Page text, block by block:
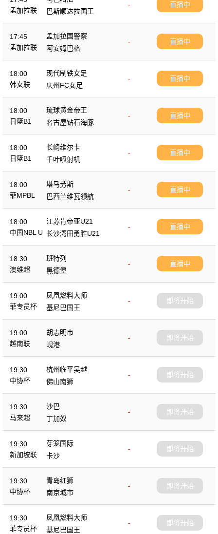
孟加拉联
-
巴斯顺达拉国王
直播中
17:45
孟加拉联
孟加拉国警察
-
阿安姆巴格
直播中
18:00
韩女联
现代制铁女足
-
庆州FC女足
直播中
18:00
日篮B1
琉球黄金帝王
-
名古屋钻石海豚
直播中
18:00
日篮B1
长崎维尔卡
-
千叶喷射机
直播中
18:00
菲MPBL
塔马劳斯
-
巴西兰维瓦领航
直播中
18:00
中国NBL U
江苏肯帝亚U21
-
长沙湾田勇胜U21
直播中
18:30
澳维超
班特列
-
黑德堡
直播中
19:00
菲专员杯
凤凰燃料大师
-
基尼巴国王
即将开始
19:00
越南联
胡志明市
-
岘港
即将开始
19:30
中协杯
杭州临平吴越
-
佛山南狮
即将开始
19:30
马来超
沙巴
-
丁加奴
即将开始
19:30
新加坡联
芽笼国际
-
卡沙
即将开始
19:30
中协杯
青岛红狮
-
南京城市
即将开始
19:30
菲专员杯
凤凰燃料大师
-
基尼巴国王
即将开始